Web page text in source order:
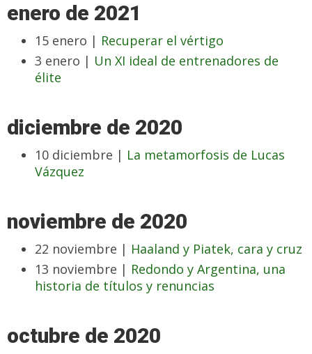
enero de 2021
15 enero | Recuperar el vértigo
3 enero | Un XI ideal de entrenadores de
élite
diciembre de 2020
10 diciembre | La metamorfosis de Lucas
Vázquez
noviembre de 2020
22 noviembre | Haaland y Piatek, cara y cruz
13 noviembre | Redondo y Argentina, una
historia de títulos y renuncias
octubre de 2020